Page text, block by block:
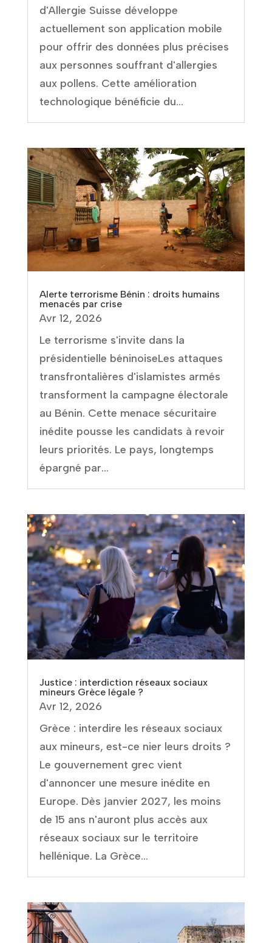
d'Allergie Suisse développe
actuellement son application mobile
pour offrir des données plus précises
aux personnes souffrant d'allergies
aux pollens. Cette amélioration
technologique bénéficie du...
Alerte terrorisme Bénin : droits humains
menacés par crise
Avr 12, 2026
Le terrorisme s'invite dans la
présidentielle béninoiseLes attaques
transfrontalières d'islamistes armés
transforment la campagne électorale
au Bénin. Cette menace sécuritaire
inédite pousse les candidats à revoir
leurs priorités. Le pays, longtemps
épargné par...
Justice : interdiction réseaux sociaux
mineurs Grèce légale ?
Avr 12, 2026
Grèce : interdire les réseaux sociaux
aux mineurs, est-ce nier leurs droits ?
Le gouvernement grec vient
d'annoncer une mesure inédite en
Europe. Dès janvier 2027, les moins
de 15 ans n'auront plus accès aux
réseaux sociaux sur le territoire
hellénique. La Grèce...